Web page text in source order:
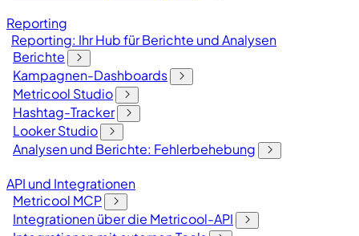
Reporting
Reporting: Ihr Hub für Berichte und Analysen
Berichte
Kampagnen-Dashboards
Metricool Studio
Hashtag-Tracker
Looker Studio
Analysen und Berichte: Fehlerbehebung
API und Integrationen
Metricool MCP
Integrationen über die Metricool-API